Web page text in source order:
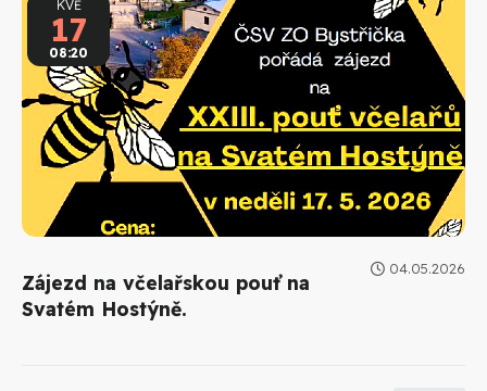
KVĚ
17
08:20
04.05.2026
Zájezd na včelařskou pouť na
Svatém Hostýně.